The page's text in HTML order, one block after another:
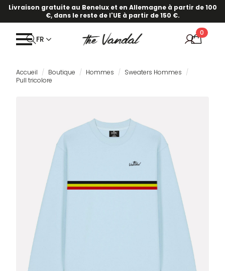
Livraison gratuite au Benelux et en Allemagne à partir de 100
€, dans le reste de l'UE à partir de 150 €.
FR
0
Accueil Boutique Hommes
Sweaters Hommes
Pull tricolore